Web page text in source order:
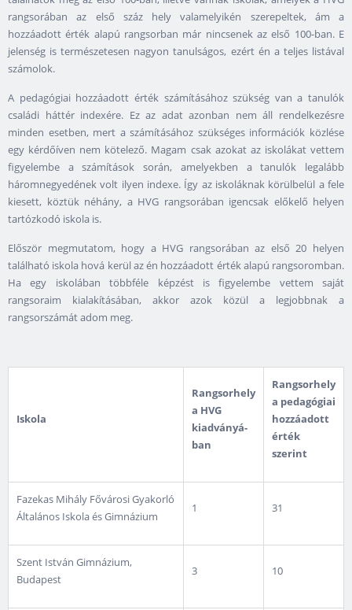
rangsorában az első száz hely valamelyikén szerepeltek, ám a
hozzáadott érték alapú rangsorban már nincsenek az első 100-ban. E
jelenség is természetesen nagyon tanulságos, ezért én a teljes listával
számolok.
A pedagógiai hozzáadott érték számításához szükség van a tanulók
családi háttér indexére. Ez az adat azonban nem áll rendelkezésre
minden esetben, mert a számításához szükséges információk közlése
egy kérdőíven nem kötelező. Magam csak azokat az iskolákat vettem
figyelembe a számítások során, amelyekben a tanulók legalább
háromnegyedének volt ilyen indexe. Így az iskoláknak körülbelül a fele
kiesett, köztük néhány, a HVG rangsorában igencsak előkelő helyen
tartózkodó iskola is.
Először megmutatom, hogy a HVG rangsorában az első 20 helyen
található iskola hová kerül az én hozzáadott érték alapú rangsoromban.
Ha egy iskolában többféle képzést is figyelembe vettem saját
rangsoraim kialakításában, akkor azok közül a legjobbnak a
rangsorszámát adom meg.
Iskola
Rangsorhely
a HVG
kiadványá­
ban
Rangsorhely
a pedagógiai
hozzáadott
érték
szerint
Fazekas Mihály Fővárosi Gyakorló
Általános Iskola és Gimnázium
1 31
Szent István Gimnázium,
Budapest
3 10